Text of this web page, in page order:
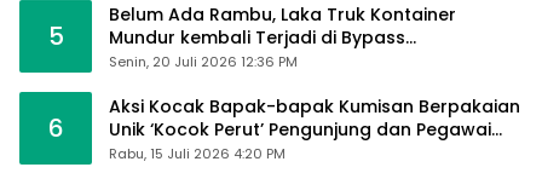
5
Belum Ada Rambu, Laka Truk Kontainer
Mundur kembali Terjadi di Bypass
Sumpallabbu
Senin, 20 Juli 2026 12:36 PM
6
Aksi Kocak Bapak-bapak Kumisan Berpakaian
Unik ‘Kocok Perut’ Pengunjung dan Pegawai
Alfamart, Ngaku Aktifkan Layar Sentuh Atm
Rabu, 15 Juli 2026 4:20 PM